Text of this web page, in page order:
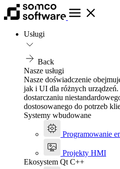
Usługi
Back
Nasze usługi
Nasze doświadczenie
jak i UI dla różnych
dostarczaniu
dostosowanego do potrzeb
Systemy wbudowane
Programowanie
Projekty HMI
Ekosystem Qt C++